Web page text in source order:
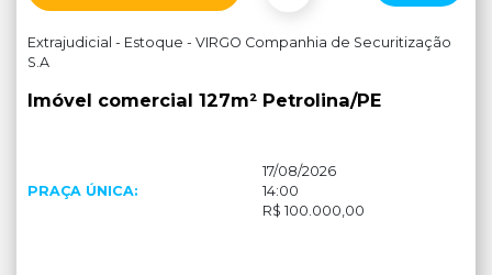
Extrajudicial - Estoque - VIRGO Companhia de Securitização
S.A
Imóvel comercial 127m² Petrolina/PE
PRAÇA ÚNICA:
17/08/2026
14:00
R$ 100.000,00